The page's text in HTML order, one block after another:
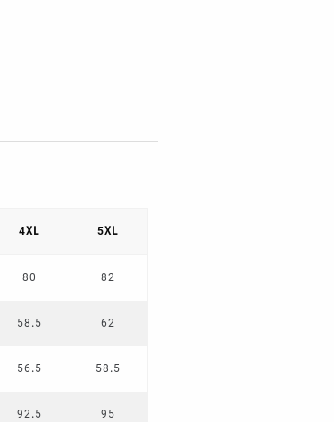
4XL 5XL
80 82
58.5 62
56.5 58.5
92.5 95